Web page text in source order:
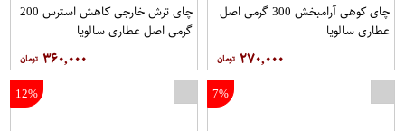
چای کوهی آرامبخش 300 گرمی اصل
عطاری سالویا
۲۷۰,۰۰۰
چای ترش خارجی کاهش استرس 200
گرمی اصل عطاری سالویا
۳۶۰,۰۰۰
7%
12%